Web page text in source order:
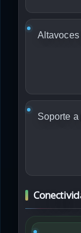
Altavoces
Soporte